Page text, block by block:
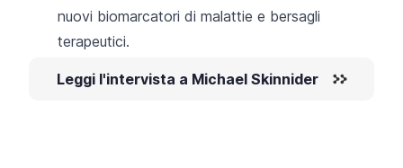
nuovi biomarcatori di malattie e bersagli
terapeutici.
Leggi l'intervista a Michael Skinnider